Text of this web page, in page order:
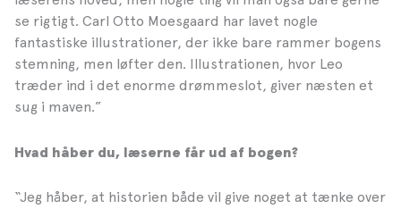
se rigtigt. Carl Otto Moesgaard har lavet nogle
fantastiske illustrationer, der ikke bare rammer bogens
stemning, men løfter den. Illustrationen, hvor Leo
træder ind i det enorme drømmeslot, giver næsten et
sug i maven.”
Hvad håber du, læserne får ud af bogen?
“Jeg håber, at historien både vil give noget at tænke over